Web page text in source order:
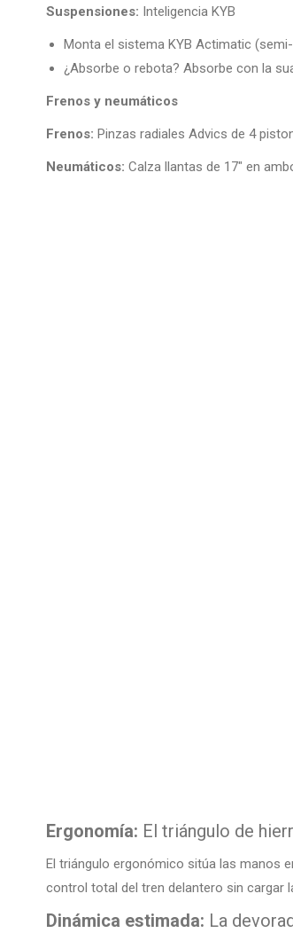
Suspensiones: Inteligencia KYB
Monta el sistema KYB Actimatic
¿Absorbe o rebota? Absorbe con la
Frenos y neumáticos
Frenos: Pinzas radiales Advics de 4
Neumáticos: Calza llantas de 17″ en
Ergonomía: El triángulo de
El triángulo ergonómico sitúa las manos
control total del tren delantero sin cargar
Dinámica estimada: La